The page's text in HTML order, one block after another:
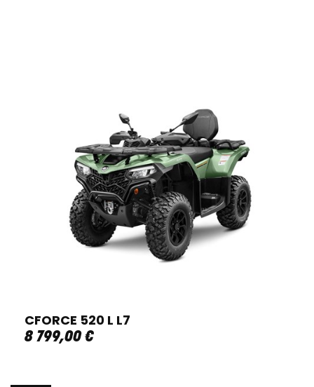
CFORCE 520 L L7
8 799,00€